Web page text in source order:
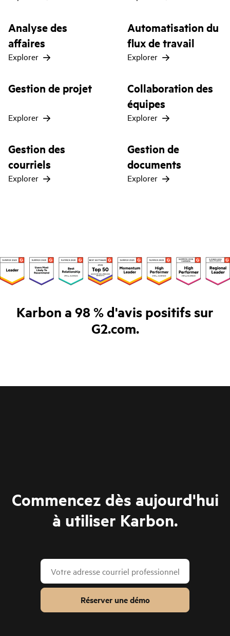
Analyse des
affaires
Explorer
Automatisation du
flux de travail
Explorer
Gestion de projet
Explorer
Collaboration des
équipes
Explorer
Gestion des
courriels
Explorer
Gestion de
documents
Explorer
Karbon a 98 % d'avis positifs sur
G2.com.
Commencez dès aujourd'hui
à utiliser Karbon.
Réserver une démo